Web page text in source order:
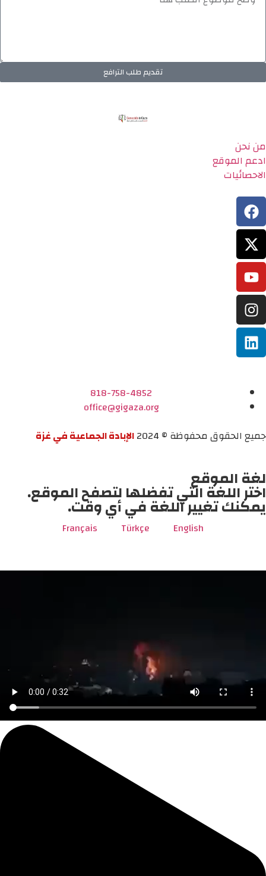
تقديم طلب الترافع
من نحن
ادعم الموقع
الاحصائيات
818-758-4852
office@gigaza.org
جميع الحقوق محفوظة © 2024
الإبادة الجماعية في غزة
لغة الموقع
اختر اللغة التي تفضلها لتصفح الموقع.
يمكنك تغيير اللغة في أي وقت.
English
Türkçe
Français